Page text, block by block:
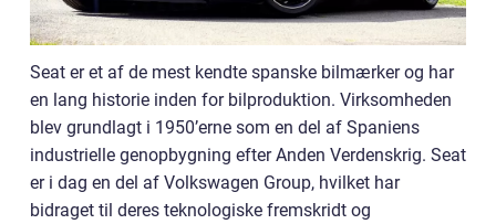
Seat er et af de mest kendte spanske bilmærker og har
en lang historie inden for bilproduktion. Virksomheden
blev grundlagt i 1950’erne som en del af Spaniens
industrielle genopbygning efter Anden Verdenskrig. Seat
er i dag en del af Volkswagen Group, hvilket har
bidraget til deres teknologiske fremskridt og